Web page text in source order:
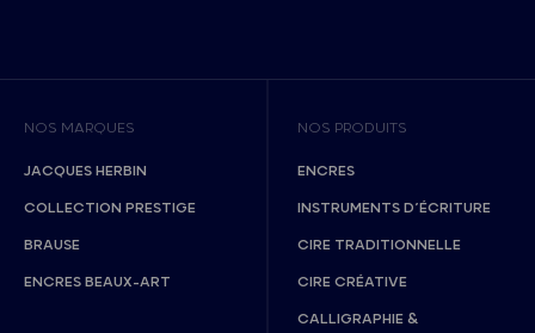
NOS MARQUES
JACQUES HERBIN
COLLECTION PRESTIGE
BRAUSE
ENCRES BEAUX-ART
NOS PRODUITS
ENCRES
INSTRUMENTS D’ÉCRITURE
CIRE TRADITIONNELLE
CIRE CRÉATIVE
CALLIGRAPHIE &